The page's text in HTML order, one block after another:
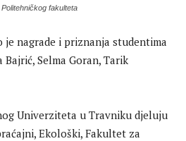
fakulteta
je nagrade i priznanja studentima
Selma Goran, Tarik
Univerziteta u Travniku djeluju
Ekološki, Fakultet za